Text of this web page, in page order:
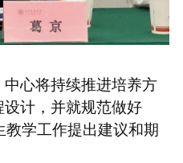
心将持续推进培养方
计，并就规范做好
学工作提出建议和期